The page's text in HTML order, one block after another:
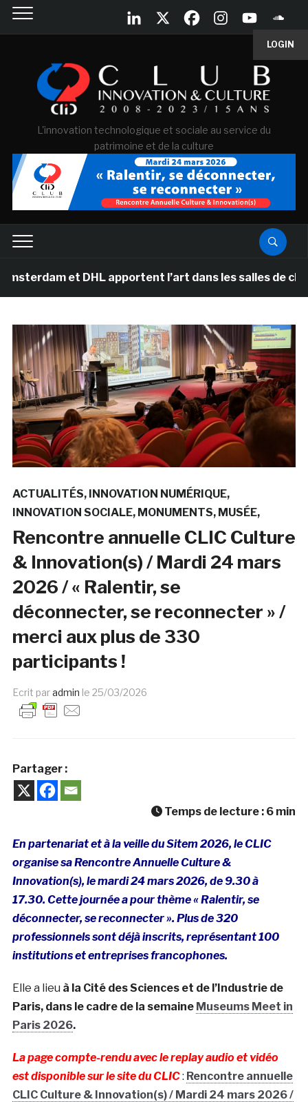
LOGIN
L'innovation technologique et sociale au service du
patrimoine et de la culture
et DHL apportent l’art dans les salles de classe
ACTUALITÉS INNOVATION NUMÉRIQUE
INNOVATION SOCIALE MONUMENTS MUSÉE
Rencontre annuelle CLIC Culture
& Innovation(s) / Mardi 24 mars
2026 / « Ralentir, se
déconnecter, se reconnecter » /
merci aux plus de 330
participants !
Ecrit paradmin le 25/03/2026
Partager :
Temps de lecture : 6 min
En partenariat et à la veille du Sitem 2026, le CLIC
organise sa Rencontre Annuelle Culture &
Innovation(s), le mardi 24 mars 2026, de 9.30 à
17.30. Cette journée a pour thème « Ralentir, se
déconnecter, se reconnecter ». Plus de 320
professionnels sont déjà inscrits, représentant 100
institutions et entreprises francophones.
Elle a lieu à la Cité des Sciences et de l’Industrie de
Paris, dans le cadre de la semaine Museums Meet in
Paris 2026.
La page compte-rendu avec le replay audio et vidéo
est disponible sur le site du CLIC: Rencontre annuelle
CLIC Culture & Innovation(s) / Mardi 24 mars 2026 /